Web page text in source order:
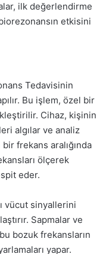
ilk değerlendirme
etkisini
Tedavisinin
Bu işlem, özel bir
Cihaz, kişinin
algılar ve analiz
frekans aralığında
ölçerek
eder.
vücut sinyallerini
Sapmalar ve
bozuk frekansların
yapar.